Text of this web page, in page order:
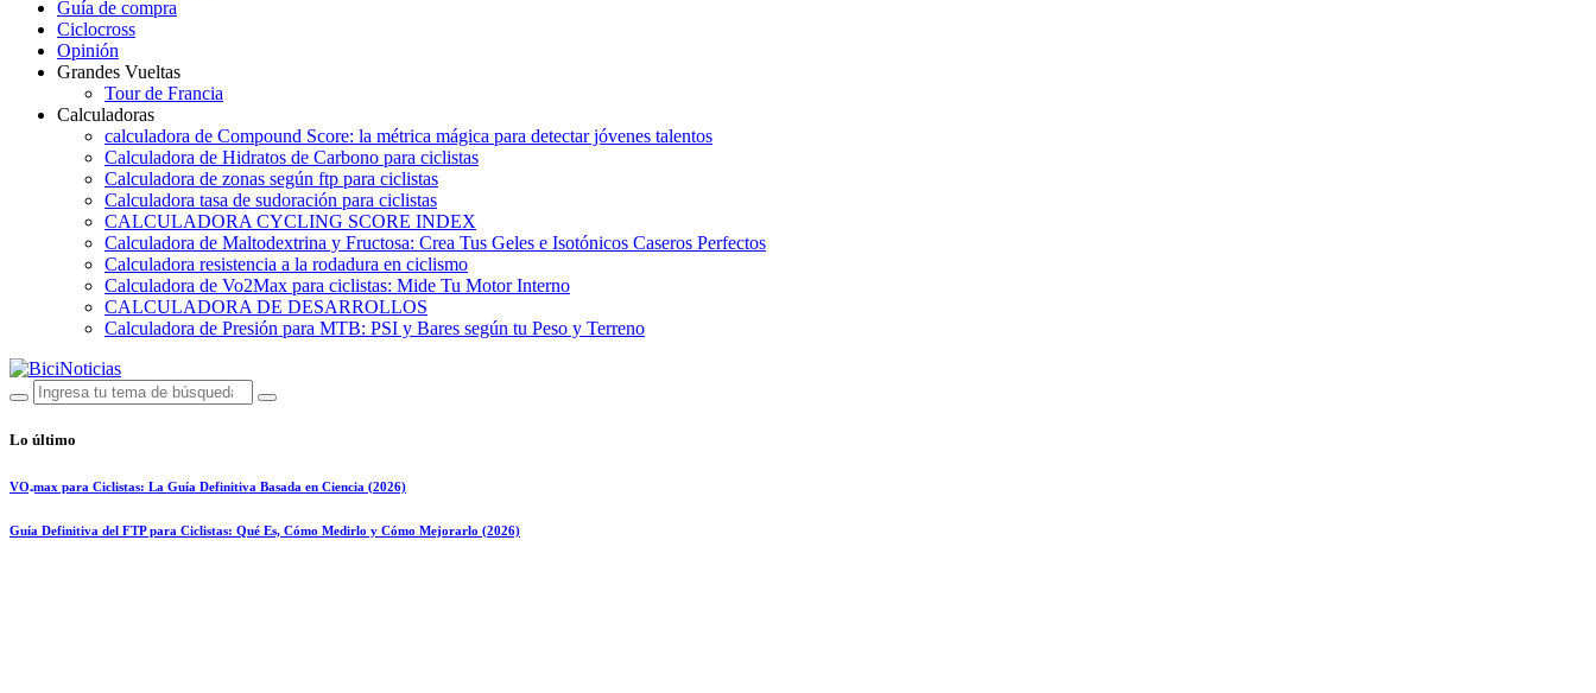
Guía de compra
Ciclocross
Opinión
Grandes Vueltas
Tour de Francia
Calculadoras
calculadora de Compound Score: la métrica mágica para detectar jóvenes talentos
Calculadora de Hidratos de Carbono para ciclistas
Calculadora de zonas según ftp para ciclistas
Calculadora tasa de sudoración para ciclistas
CALCULADORA CYCLING SCORE INDEX
Calculadora de Maltodextrina y Fructosa: Crea Tus Geles e Isotónicos Caseros Perfectos
Calculadora resistencia a la rodadura en ciclismo
Calculadora de Vo2Max para ciclistas: Mide Tu Motor Interno
CALCULADORA DE DESARROLLOS
Calculadora de Presión para MTB: PSI y Bares según tu Peso y Terreno
Lo último
VO₂max para Ciclistas: La Guía Definitiva Basada en Ciencia (2026)
Guía Definitiva del FTP para Ciclistas: Qué Es, Cómo Medirlo y Cómo Mejorarlo (2026)